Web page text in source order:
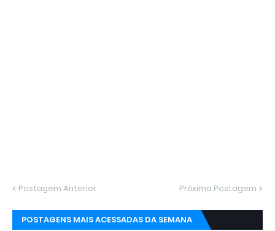
Postagem Anterior Próxima Postagem
POSTAGENS MAIS ACESSADAS DA SEMANA